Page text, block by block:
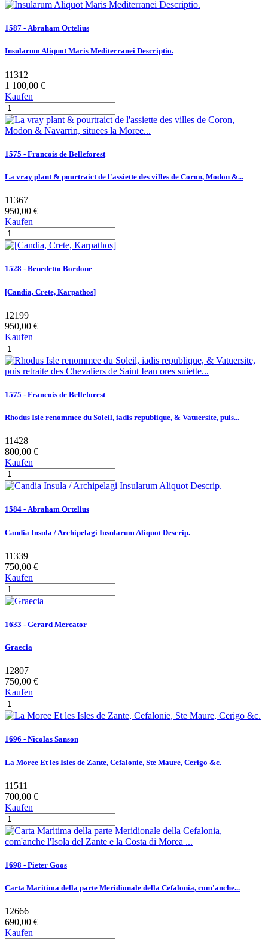
1587 - Abraham Ortelius
Insularum Aliquot Maris Mediterranei Descriptio.
11312
1 100,00 €
Kaufen
1575 - Francois de Belleforest
La vray plant & pourtraict de l'assiette des villes de Coron, Modon &...
11367
950,00 €
Kaufen
1528 - Benedetto Bordone
[Candia, Crete, Karpathos]
12199
950,00 €
Kaufen
1575 - Francois de Belleforest
Rhodus Isle renommee du Soleil, iadis republique, & Vatuersite, puis...
11428
800,00 €
Kaufen
1584 - Abraham Ortelius
Candia Insula / Archipelagi Insularum Aliquot Descrip.
11339
750,00 €
Kaufen
1633 - Gerard Mercator
Graecia
12807
750,00 €
Kaufen
1696 - Nicolas Sanson
La Moree Et les Isles de Zante, Cefalonie, Ste Maure, Cerigo &c.
11511
700,00 €
Kaufen
1698 - Pieter Goos
Carta Maritima della parte Meridionale della Cefalonia, com'anche...
12666
690,00 €
Kaufen